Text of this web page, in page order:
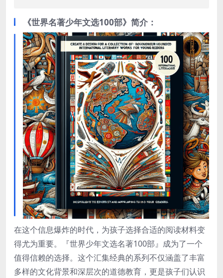
《世界名著少年文选100部》简介：
在这个信息爆炸的时代，为孩子选择合适的阅读材料变
得尤为重要。『世界少年文选名著100部』成为了一个
值得信赖的选择。这个汇集经典的系列不仅涵盖了丰富
多样的文化背景和深层次的道德教育，更是孩子们认识